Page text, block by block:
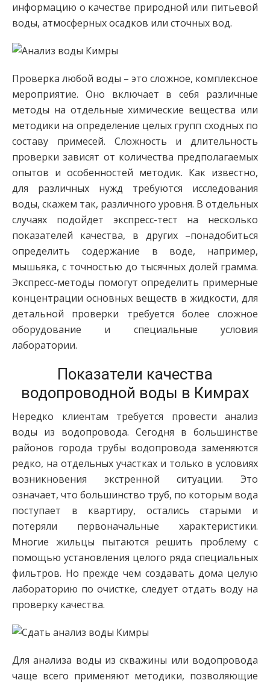
информацию о качестве природной или питьевой
воды, атмосферных осадков или сточных вод.
Проверка любой воды – это сложное, комплексное
мероприятие. Оно включает в себя различные
методы на отдельные химические вещества или
методики на определение целых групп сходных по
составу примесей. Сложность и длительность
проверки зависят от количества предполагаемых
опытов и особенностей методик. Как известно,
для различных нужд требуются исследования
воды, скажем так, различного уровня. В отдельных
случаях подойдет экспресс-тест на несколько
показателей качества, в других –понадобиться
определить содержание в воде, например,
мышьяка, с точностью до тысячных долей грамма.
Экспресс-методы помогут определить примерные
концентрации основных веществ в жидкости, для
детальной проверки требуется более сложное
оборудование и специальные условия
лаборатории.
Показатели качества
водопроводной воды в Кимрах
Нередко клиентам требуется провести анализ
воды из водопровода. Сегодня в большинстве
районов города трубы водопровода заменяются
редко, на отдельных участках и только в условиях
возникновения экстренной ситуации. Это
означает, что большинство труб, по которым вода
поступает в квартиру, остались старыми и
потеряли первоначальные характеристики.
Многие жильцы пытаются решить проблему с
помощью установления целого ряда специальных
фильтров. Но прежде чем создавать дома целую
лабораторию по очистке, следует отдать воду на
проверку качества.
Для анализа воды из скважины или водопровода
чаще всего применяют методики, позволяющие